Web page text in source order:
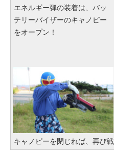
エネルギー弾の装着は、バッ
テリーバイザーのキャノピー
をオープン！
キャノピーを閉じれば、再び